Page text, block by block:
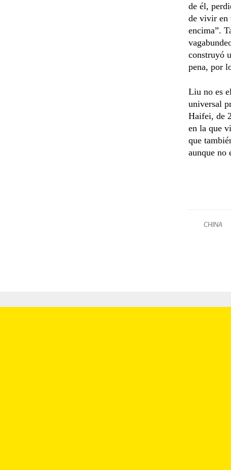
de él,
de vivir en
encima”.
construyó
pena, por
Liu no es
universal
Haifei, de
en la que
que
aunque no
CHINA